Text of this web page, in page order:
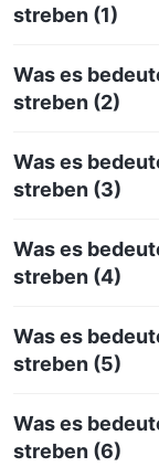
streben (1)
Was es
streben (2)
Was es
streben (3)
Was es
streben (4)
Was es
streben (5)
Was es
streben (6)